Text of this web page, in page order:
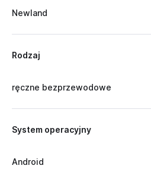
Newland
Rodzaj
ręczne bezprzewodowe
System operacyjny
Android